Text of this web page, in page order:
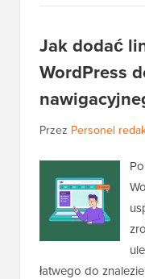
Jak dodać
WordPress
Przez Personel
łatwego do